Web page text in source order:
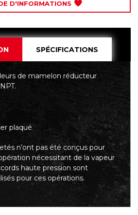
D'INFORMATIONS
SPÉCIFICATIONS
de mamelon réducteur
plaqué
n’ont pas été conçus pour
nécessitant de la vapeur
haute pression sont
pour ces opérations.